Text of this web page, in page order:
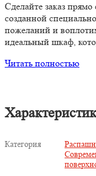
Сделайте заказ
созданной
пожеланий и
идеальный шкаф,
Читать полностью
Категория